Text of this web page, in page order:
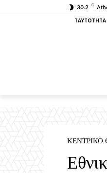
30.2 C
ΤΑΥΤΟΤΗΤΑ
ΚΕΝΤΡΙΚΌ